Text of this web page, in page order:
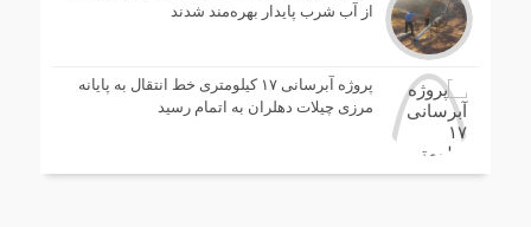
از آب شرب پایدار بهره‌مند شدند
پروژه آبرسانی ۱۷ کیلومتری خط انتقال به پایانه
مرزی چیلات دهلران به اتمام رسید